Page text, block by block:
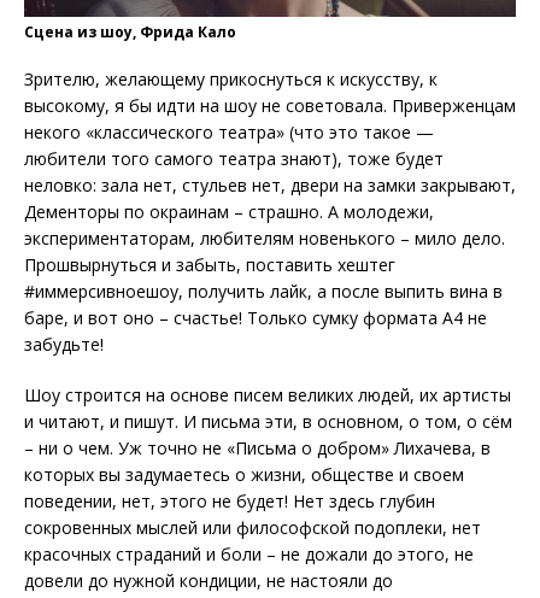
Сцена из шоу, Фрида Кало
Зрителю, желающему прикоснуться к искусству, к
высокому, я бы идти на шоу не советовала. Приверженцам
некого «классического театра» (что это такое —
любители того самого театра знают), тоже будет
неловко: зала нет, стульев нет, двери на замки закрывают,
Дементоры по окраинам – страшно. А молодежи,
экспериментаторам, любителям новенького – мило дело.
Прошвырнуться и забыть, поставить хештег
#иммерсивноешоу, получить лайк, а после выпить вина в
баре, и вот оно – счастье! Только сумку формата А4 не
забудьте!
Шоу строится на основе писем великих людей, их артисты
и читают, и пишут. И письма эти, в основном, о том, о сём
– ни о чем. Уж точно не «Письма о добром» Лихачева, в
которых вы задумаетесь о жизни, обществе и своем
поведении, нет, этого не будет! Нет здесь глубин
сокровенных мыслей или философской подоплеки, нет
красочных страданий и боли – не дожали до этого, не
довели до нужной кондиции, не настояли до